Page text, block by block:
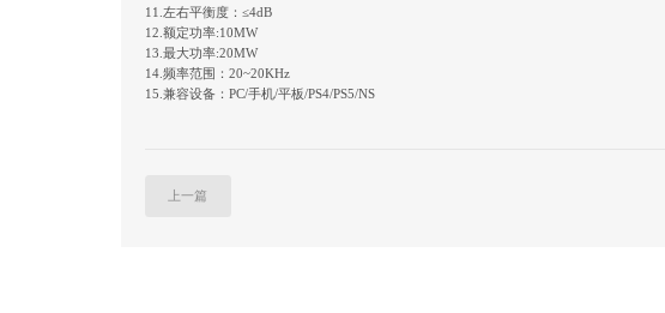
11.左右平衡度：≤4dB
12.额定功率:10MW
13.最大功率:20MW
14.频率范围：20~20KHz
15.兼容设备：PC/手机/平板/PS4/PS5/NS
上一篇